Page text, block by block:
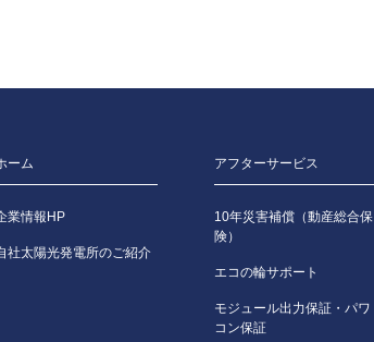
ーム
業情報HP
社太陽光発電所のご紹介
アフターサービス
10年災害補償（動産総合保
険）
エコの輪サポート
モジュール出力保証・パワ
コン保証